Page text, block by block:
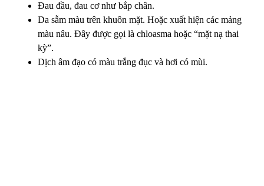
Đau đầu, đau cơ như bắp chân.
Da sẫm màu trên khuôn mặt. Hoặc xuất hiện các mảng
màu nâu. Đây được gọi là chloasma hoặc “mặt nạ thai
kỳ”.
Dịch âm đạo có màu trắng đục và hơi có mùi.